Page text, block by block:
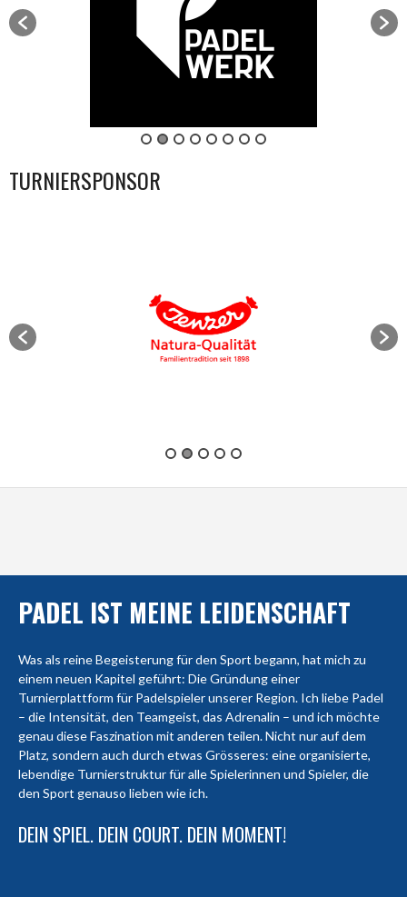
TURNIERSPONSOR
PADEL IST MEINE LEIDENSCHAFT
Was als reine Begeisterung für den Sport begann, hat mich zu
einem neuen Kapitel geführt: Die Gründung einer
Turnierplattform für Padelspieler unserer Region. Ich liebe Padel
– die Intensität, den Teamgeist, das Adrenalin – und ich möchte
genau diese Faszination mit anderen teilen. Nicht nur auf dem
Platz, sondern auch durch etwas Grösseres: eine organisierte,
lebendige Turnierstruktur für alle Spielerinnen und Spieler, die
den Sport genauso lieben wie ich.
DEIN SPIEL. DEIN COURT. DEIN MOMENT!